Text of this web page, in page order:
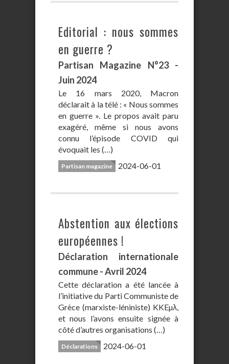
Editorial : nous sommes
en guerre ?
Partisan Magazine N°23 -
Juin 2024
Le 16 mars 2020, Macron
déclarait à la télé : « Nous sommes
en guerre ». Le propos avait paru
exagéré, même si nous avons
connu l’épisode COVID qui
évoquait les (…)
Partisan magazine 2024-06-01
Abstention aux élections
européennes !
Déclaration internationale
commune - Avril 2024
Cette déclaration a été lancée à
l’initiative du Parti Communiste de
Grèce (marxiste-léniniste) KKEµλ,
et nous l’avons ensuite signée à
côté d’autres organisations (…)
Déclarations 2024-06-01